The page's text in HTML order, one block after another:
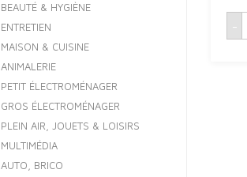
BEAUTÉ & HYGIÈNE
ENTRETIEN
MAISON & CUISINE
ANIMALERIE
PETIT ÉLECTROMÉNAGER
GROS ÉLECTROMÉNAGER
PLEIN AIR, JOUETS & LOISIRS
MULTIMÉDIA
AUTO, BRICO
-